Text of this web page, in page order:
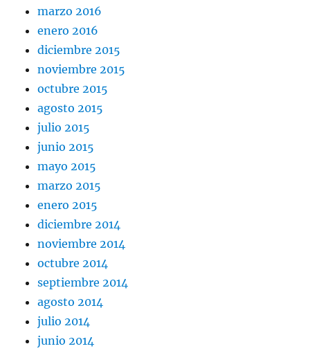
marzo 2016
enero 2016
diciembre 2015
noviembre 2015
octubre 2015
agosto 2015
julio 2015
junio 2015
mayo 2015
marzo 2015
enero 2015
diciembre 2014
noviembre 2014
octubre 2014
septiembre 2014
agosto 2014
julio 2014
junio 2014